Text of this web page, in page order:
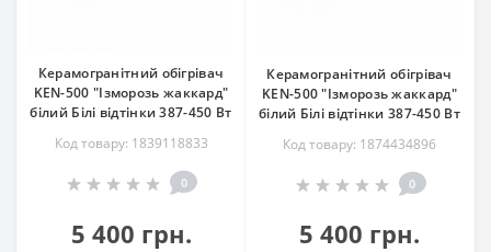
Керамогранітний обігрівач
KEN-500 "Ізморозь жаккард"
білий Білі відтінки 387-450 Вт
Код товару: 1839118833
0
5 400 грн.
Керамогранітний обігрівач
KEN-500 "Ізморозь жаккард"
білий Білі відтінки 387-450 Вт
Код товару: 1874434896
0
5 400 грн.